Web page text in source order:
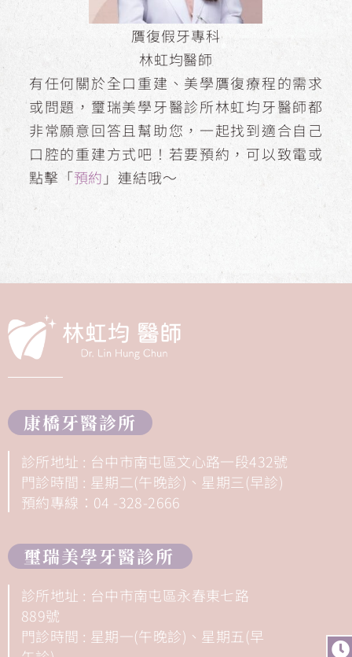
贋復假牙專科
林虹均醫師
有任何關於全口重建、美學贋復療程的需求
或問題，璽瑞美學牙醫診所林虹均牙醫師都
非常願意回答且幫助您，一起找到適合自己
口腔的重建方式吧！若要預約，可以致電或
點擊「預約 」連結哦～
康橋牙醫診所
診所地址 : 台中市南屯區文心路一段432號
門診時間 : 星期二(午晚診)、星期三(早診)
預約專線：04 -328-2666
璽瑞美學牙醫診所
診所地址 : 台中市南屯區永春東七路
889號
門診時間 : 星期一(午晚診)、星期五(早